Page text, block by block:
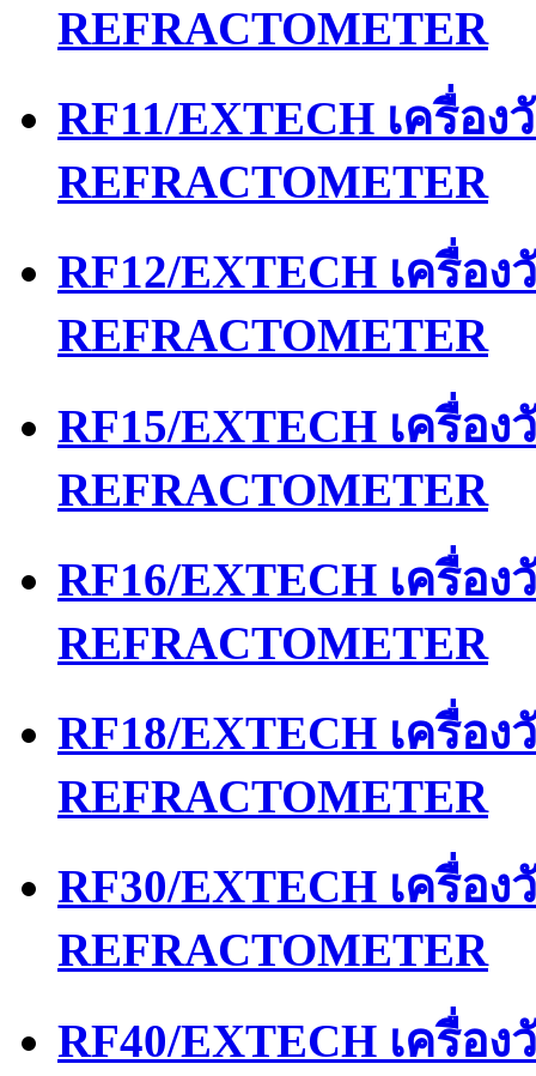
REFRACTOMETER
RF11/EXTECH เครื่อ
REFRACTOMETER
RF12/EXTECH เครื่อ
REFRACTOMETER
RF15/EXTECH เครื่อ
REFRACTOMETER
RF16/EXTECH เครื่อ
REFRACTOMETER
RF18/EXTECH เครื่อ
REFRACTOMETER
RF30/EXTECH เครื่อ
REFRACTOMETER
RF40/EXTECH เครื่อ